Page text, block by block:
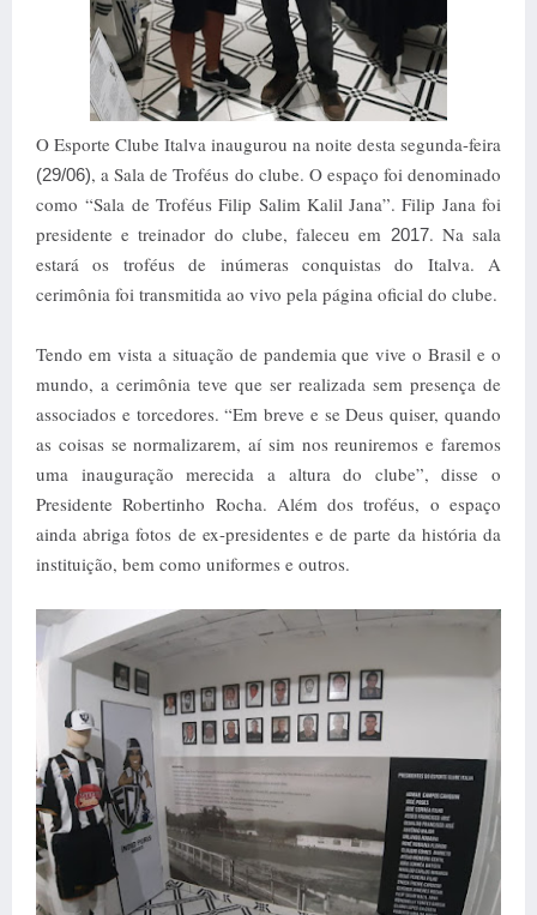
O Esporte Clube Italva inaugurou na noite desta segunda-feira
(29/06), a Sala de Troféus do clube. O espaço foi denominado
como “Sala de Troféus Filip Salim Kalil Jana”. Filip Jana foi
presidente e treinador do clube, faleceu em 2017. Na sala
estará os troféus de inúmeras conquistas do Italva. A
cerimônia foi transmitida ao vivo pela página oficial do clube.
Tendo em vista a situação de pandemia que vive o Brasil e o
mundo, a cerimônia teve que ser realizada sem presença de
associados e torcedores. “Em breve e se Deus quiser, quando
as coisas se normalizarem, aí sim nos reuniremos e faremos
uma inauguração merecida a altura do clube”, disse o
Presidente Robertinho Rocha. Além dos troféus, o espaço
ainda abriga fotos de ex-presidentes e de parte da história da
instituição, bem como uniformes e outros.